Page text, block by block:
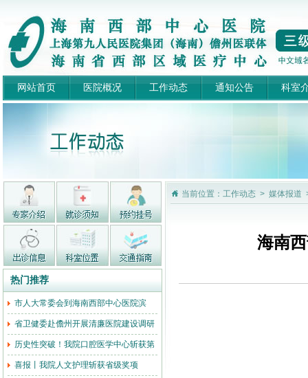
网站首页 医院概况 工作动态 通知公告 科室
热门推荐
‌市人大常委会到海南西部中心医院滨
省卫健委赴儋州开展清廉医院建设调研
历史性突破！我院口腔医学中心斩获第
喜报丨我院人文护理斩获省级奖项
当前位置：工作动态 > 媒体报道
海南